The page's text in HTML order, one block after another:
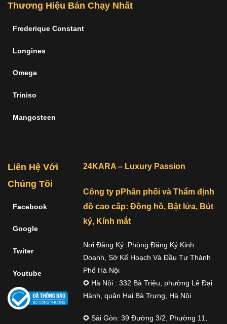
Thương Hiệu Bán Chạy Nhất
Frederique Constant
Longines
Omega
Triniso
Mangosteen
Liên Hệ Với
Chúng Tôi
Facebook
Google
Twiter
Youtube
24KARA – Luxury Passion
Công ty pPhân phối và Thẩm định
đồ cao cấp: Đồng hồ, Bật lửa, Bút
ký, Kính mắt
Nơi Đăng Ký :Phòng Đăng Ký Kinh
Doanh, Sở Kế Hoạch Và Đầu Tư Thành
Phố Hà Nội
✪ Hà Nội : 332 Bà Triệu, phường Lê Đại
Hành, quận Hai Bà Trưng, Hà Nội
✪ Sài Gòn: 39 Đường 3/2, Phường 11,